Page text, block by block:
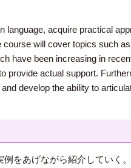
language, acquire practical
will cover topics such
have been increasing in
provide actual support.
develop the ability to
をあげながら紹介していく